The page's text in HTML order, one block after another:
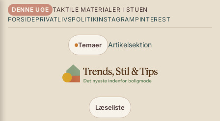
Spring til indhold
DENNE UGE TAKTILE MATERIALER I STUEN
FORSIDEPRIVATLIVSPOLITIKINSTAGRAM PINTEREST
Temaer Artikelsektion
Læseliste